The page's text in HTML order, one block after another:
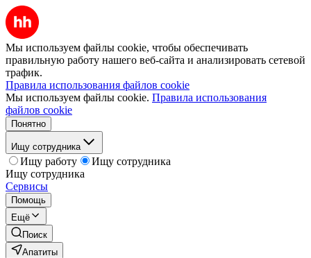
Мы используем файлы cookie, чтобы обеспечивать
правильную работу нашего веб-сайта и анализировать сетевой
трафик.
Правила использования файлов cookie
Мы используем файлы cookie. Правила использования
файлов cookie
Понятно
Ищу сотрудника
Ищу работу
Ищу сотрудника
Ищу сотрудника
Сервисы
Помощь
Ещё
Поиск
Апатиты